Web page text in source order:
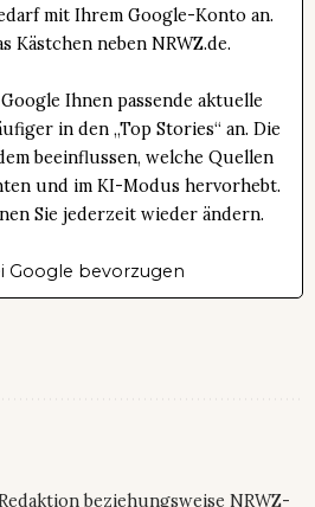
mit Ihrem Google-Konto an.
Kästchen neben NRWZ.de.
Ihnen passende aktuelle
in den „Top Stories“ an. Die
beeinflussen, welche Quellen
und im KI-Modus hervorhebt.
Sie jederzeit wieder ändern.
Google bevorzugen
beziehungsweise NRWZ-